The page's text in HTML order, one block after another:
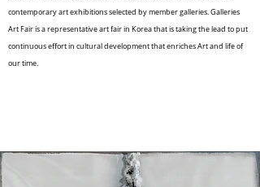
contemporary art exhibitions selected by member galleries. Galleries
Art Fair is a representative art fair in Korea that is taking the lead to put
continuous effort in cultural development that enriches Art and life of
our time.